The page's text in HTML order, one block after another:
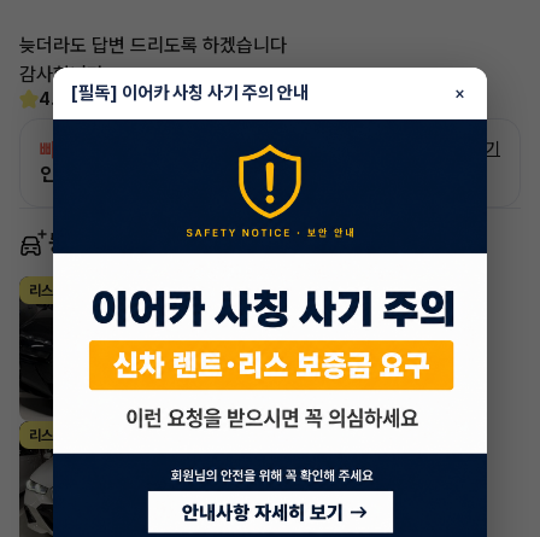
늦더라도 답변 드리도록 하겠습니다
감사합니다
4.6 (15)
빠른승계
인증 차량으로 승계하는 이유?
자세히 보기
동일 차종 이어카
리스 BMW i시리즈
2023년 ·xDrive60 M Sport
월2,559,228원 X28개월
지원금20,000,000원
조회 6734시간 전
리스
·
월1,562,541원 X34개월
지원금5,000,000원
조회 4221일 전
[필독] 이어카 사칭 사기 주의 안내 ×